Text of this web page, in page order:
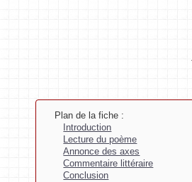
Plan de la fiche :
Introduction
Lecture du poème
Annonce des axes
Commentaire littéraire
Conclusion